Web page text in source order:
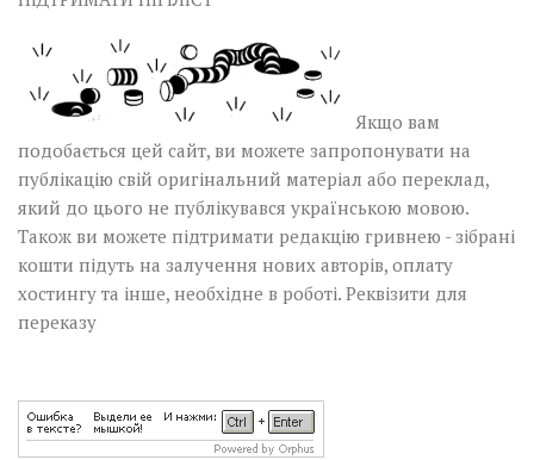
Якщо вам
подобається цей сайт, ви можете запропонувати на
публікацію свій оригінальний матеріал або переклад,
який до цього не публікувався українською мовою.
Також ви можете підтримати редакцію гривнею - зібрані
кошти підуть на залучення нових авторів, оплату
хостингу та інше, необхідне в роботі. Реквізити для
переказу